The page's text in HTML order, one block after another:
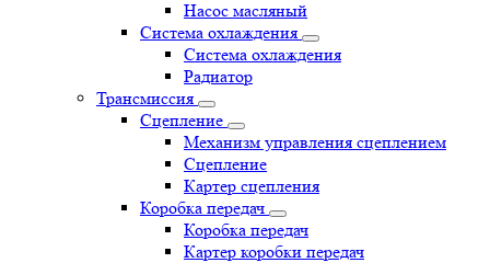
Насос масляный
Система охлаждения
Система охлаждения
Радиатор
Трансмиссия
Сцепление
Механизм управления сцеплением
Сцепление
Картер сцепления
Коробка передач
Коробка передач
Картер коробки передач